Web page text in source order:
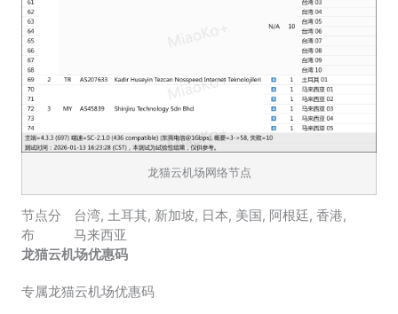
龙猫云机场网络节点
节点分
布
台湾, 土耳其, 新加坡, 日本, 美国 , 阿根廷, 香港,
马来西亚
龙猫云机场优惠码
专属龙猫云机场优惠码